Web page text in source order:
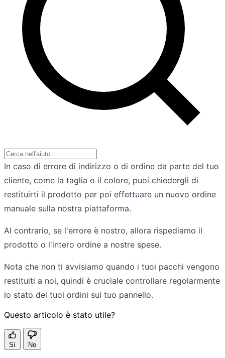
In caso di errore di indirizzo o di ordine da parte del tuo
cliente, come la taglia o il colore, puoi chiedergli di
restituirti il prodotto per poi effettuare un nuovo ordine
manuale sulla nostra piattaforma.
Al contrario, se l'errore è nostro, allora rispediamo il
prodotto o l'intero ordine a nostre spese.
Nota che non ti avvisiamo quando i tuoi pacchi vengono
restituiti a noi, quindi è cruciale controllare regolarmente
lo stato dei tuoi ordini sul tuo pannello.
Questo articolo è stato utile?
Sì No